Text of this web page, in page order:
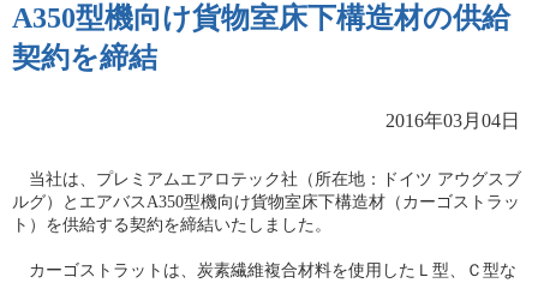
A350型機向け貨物室床下構造材の供給
契約を締結
2016年03月04日
当社は、プレミアムエアロテック社（所在地：ドイツ アウグスブ
ルグ）とエアバスA350型機向け貨物室床下構造材（カーゴストラッ
ト）を供給する契約を締結いたしました。
カーゴストラットは、炭素繊維複合材料を使用したＬ型、Ｃ型な